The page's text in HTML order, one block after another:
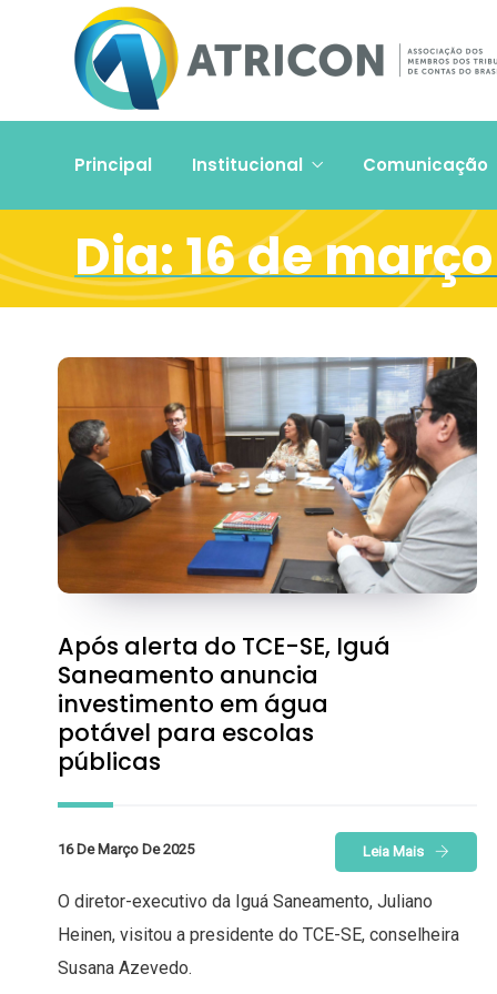
Principal Institucional Comunicação
Dia:16 de
Após alerta do TCE-SE, Iguá
Saneamento anuncia
investimento em água
potável para escolas
públicas
16 De Março De 2025 Leia Mais
O diretor-executivo da Iguá Saneamento, Juliano
Heinen, visitou a presidente do TCE-SE, conselheira
Susana Azevedo.